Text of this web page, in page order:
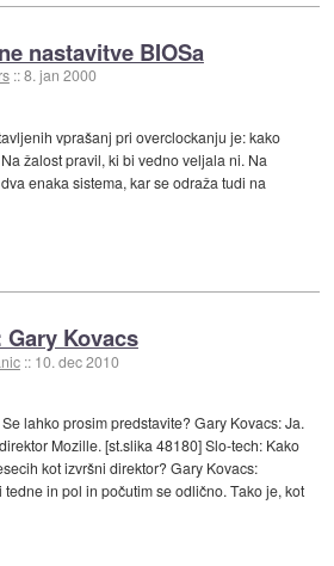
nastavitve BIOSa
::8. jan 2000
vprašanj pri overclockanju je: kako
žalost pravil, ki bi vedno veljala ni. Na
enaka sistema, kar se odraža tudi na
Kovacs
:: 10. dec 2010
lahko prosim predstavite? Gary Kovacs: Ja.
Mozille. [st.slika 48180] Slo-tech: Kako
kot izvršni direktor? Gary Kovacs:
tedne in pol in počutim se odlično. Tako je, kot